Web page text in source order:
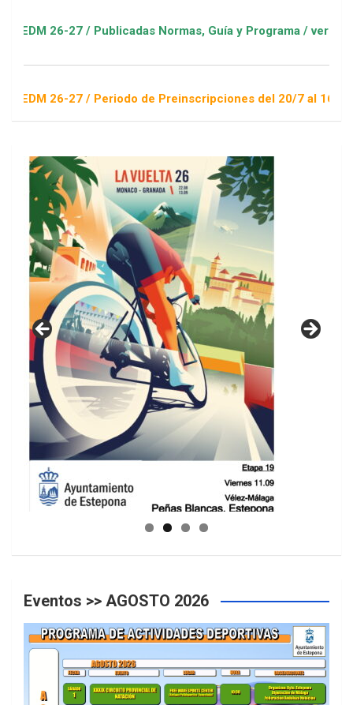
26-27 / Publicadas Normas, Guía y Programa / ver Escuelas
26-27 / Periodo de Preinscripciones del 20/7 al 16/8 /
GUIA DE INSTALACIONES DEPORTIVAS
Eventos >> AGOSTO 2026